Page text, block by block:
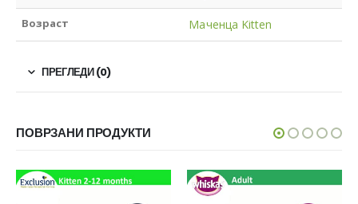
Возраст Маченца Kitten
ПРЕГЛЕДИ (0)
ПОВРЗАНИ ПРОДУКТИ